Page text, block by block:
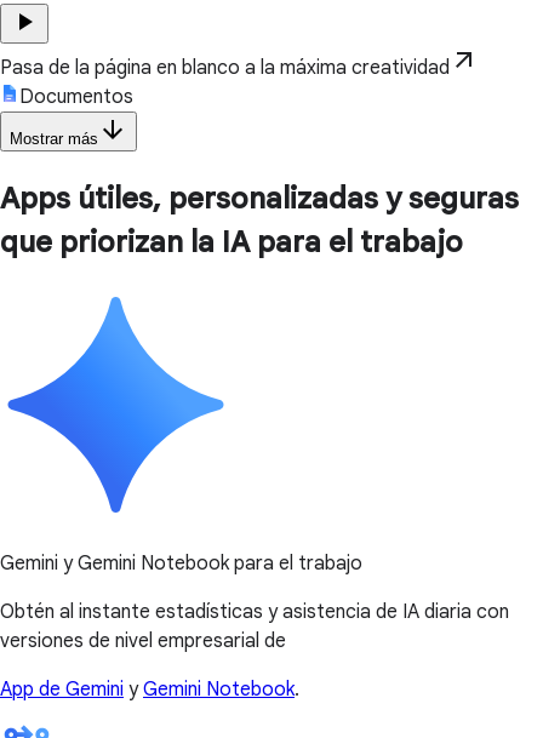
play_arrow
Pasa de la página en blanco a la máxima creatividad arrow_outward
Documentos
Mostrar más arrow_downward
Apps útiles, personalizadas y seguras
que priorizan la IA para el trabajo
Gemini y Gemini Notebook para el trabajo
Obtén al instante estadísticas y asistencia de IA diaria con
versiones de nivel empresarial de
App de Gemini yGemini Notebook.